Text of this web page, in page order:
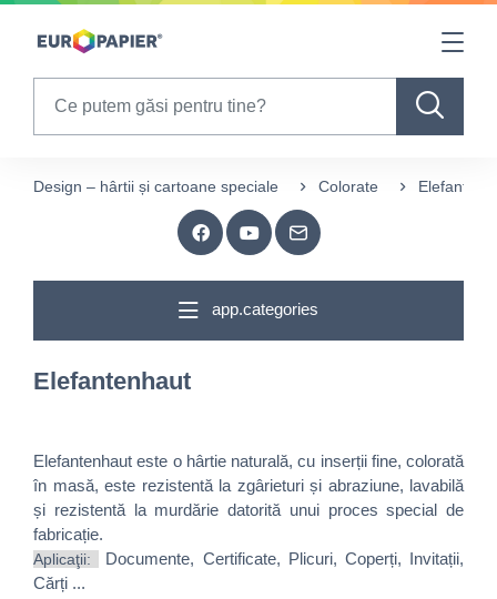
Table Of Content
Design – hârtii și cartoane speciale Colorate
app.categories
Elefantenhaut
Elefantenhaut este o hârtie naturală, cu inserții fine, colorată
în masă, este rezistentă la zgârieturi și abraziune, lavabilă
și rezistentă la murdărie datorită unui proces special de
fabricație.
Aplicaţii:
Documente, Certificate, Plicuri, Coperți, Invitații,
Cărți ...